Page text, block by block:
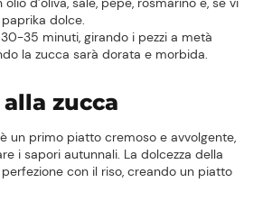
dolce.
35 minuti, girando i pezzi a metà
la zucca sarà dorata e morbida.
zucca
un primo piatto cremoso e avvolgente,
i sapori autunnali. La dolcezza della
con il riso, creando un piatto